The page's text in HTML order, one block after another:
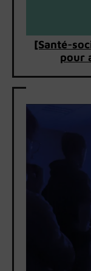
[Santé-
pour